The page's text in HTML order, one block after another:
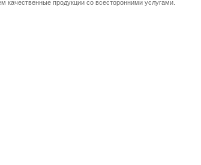
качественные продукции со всесторонними услугами.